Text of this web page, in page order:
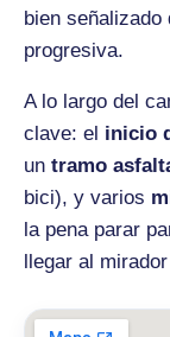
bien señalizado
progresiva.
A lo largo del
clave: el inicio
un tramo
bici), y varios
la pena parar
llegar al